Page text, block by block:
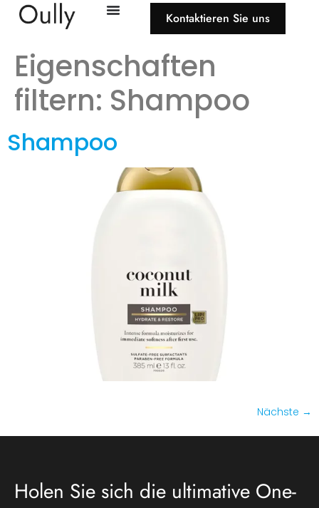
Kontaktieren Sie uns
Eigenschaften
filtern: Shampoo
Shampoo
Nächste →
Holen Sie sich die ultimative One-